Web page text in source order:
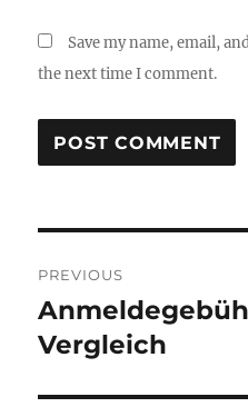
Save my name, email,
the next time I comment.
navigation
PREVIOUS
Previous
post:
Vergleich